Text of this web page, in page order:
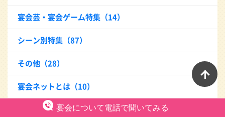
宴会について電話で聞いてみる
宴会芸・宴会ゲーム特集（14）
シーン別特集（87）
その他（28）
宴会ネットとは（10）
女体盛（3）